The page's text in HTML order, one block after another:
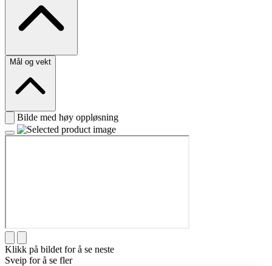
Mål og vekt
Bilde med høy oppløsning
Klikk på bildet for å se neste
Sveip for å se fler